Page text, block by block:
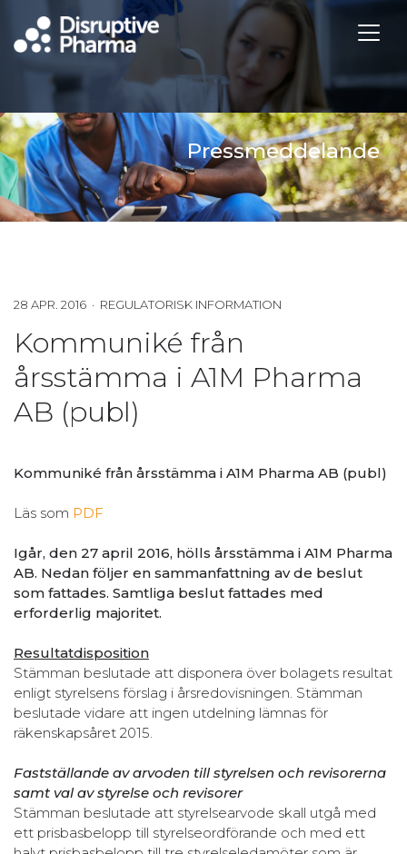
Pressmeddelande
28 APR. 2016 · REGULATORISK INFORMATION
Kommuniké från
årsstämma i A1M Pharma
AB (publ)
Kommuniké från årsstämma i A1M Pharma AB (publ)
Läs som PDF
Igår, den 27 april 2016, hölls årsstämma i A1M Pharma
AB. Nedan följer en sammanfattning av de beslut
som fattades. Samtliga beslut fattades med
erforderlig majoritet.
Resultatdisposition
Stämman beslutade att disponera över bolagets resultat
enligt styrelsens förslag i årsredovisningen. Stämman
beslutade vidare att ingen utdelning lämnas för
räkenskapsåret 2015.
Fastställande av arvoden till styrelsen och revisorerna
samt val av styrelse och revisorer
Stämman beslutade att styrelsearvode skall utgå med
ett prisbasbelopp till styrelseordförande och med ett